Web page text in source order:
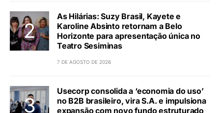
As Hilárias: Suzy Brasil, Kayete e
Karoline Absinto retornam a Belo
Horizonte para apresentação única no
Teatro Sesiminas
7 DE AGOSTO DE 2026
Usecorp consolida a ‘economia do uso’
no B2B brasileiro, vira S.A. e impulsiona
expansão com novo fundo estruturado